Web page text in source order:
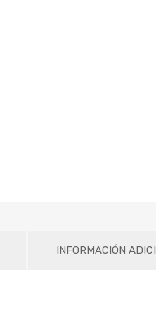
INFORMACIÓN